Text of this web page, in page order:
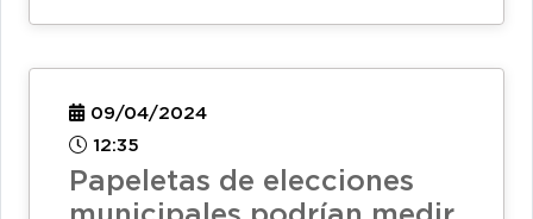
09/04/2024
12:35
Papeletas de elecciones